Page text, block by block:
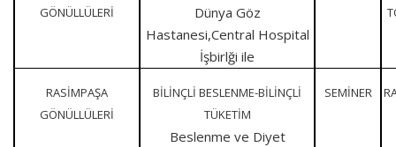
GÖNÜLLÜLERİ
Dünya Göz
Hastanesi,Central Hospital
İşbirlği ile
RASİMPAŞA
GÖNÜLLÜLERİ
BİLİNÇLİ BESLENME-BİLİNÇLİ
TÜKETİM
Beslenme ve Diyet
SEMİNER